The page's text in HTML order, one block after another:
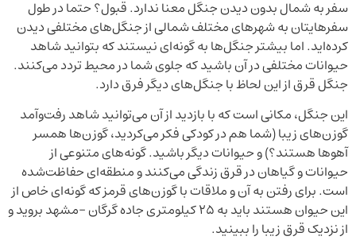
سفر به شمال بدون دیدن جنگل معنا ندارد. قبول؟ حتما در طول
سفرهایتان به شهرهای مختلف شمالی از جنگل‌های مختلفی دیدن
کرده‌اید. اما بیشتر جنگل‌ها به گونه‌ای نیستند که بتوانید شاهد
حیوانات مختلفی در آن باشید که جلوی شما در محیط تردد می‌کنند.
جنگل قرق از این لحاظ با جنگل‌های دیگر فرق دارد.
این جنگل، مکانی است که با بازدید از آن می‌توانید شاهد رفت‌وآمد
گوزن‌های زیبا (شما هم در کودکی فکر می‌کردید، گوزن‌ها همسر
آهوها هستند؟) و حیوانات دیگر باشید. گونه‌های متنوعی از
حیوانات و گیاهان در قرق زندگی می‌کنند و منطقه‌ای حفاظت‌شده
است. برای رفتن به آن و ملاقات با گوزن‌های قرمز که گونه‌ای خاص از
این حیوان هستند باید به ۲۵ کیلومتری جاده گرگان -مشهد بروید و
از نزدیک قرق زیبا را ببینید.